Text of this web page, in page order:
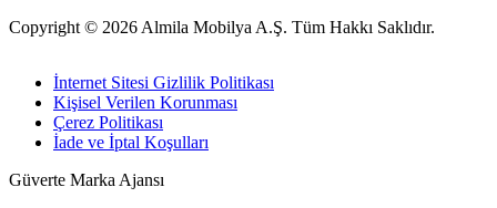
Copyright © 2026 Almila Mobilya A.Ş. Tüm Hakkı Saklıdır.
İnternet Sitesi Gizlilik Politikası
Kişisel Verilen Korunması
Çerez Politikası
İade ve İptal Koşulları
Güverte Marka Ajansı